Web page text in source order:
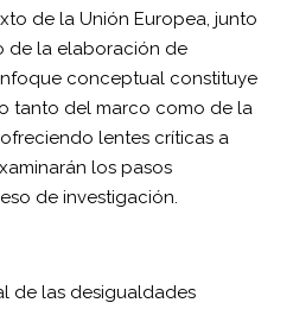
de la Unión Europea, junto
de la elaboración de
conceptual constituye
tanto del marco como de la
lentes críticas a
los pasos
de investigación.
de las desigualdades